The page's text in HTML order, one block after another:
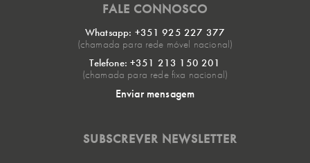
FALE CONNOSCO
Whatsapp: +351 925 227 377
(chamada para rede móvel nacional)
Telefone: +351 213 150 201
(chamada para rede fixa nacional)
Enviar mensagem
SUBSCREVER NEWSLETTER